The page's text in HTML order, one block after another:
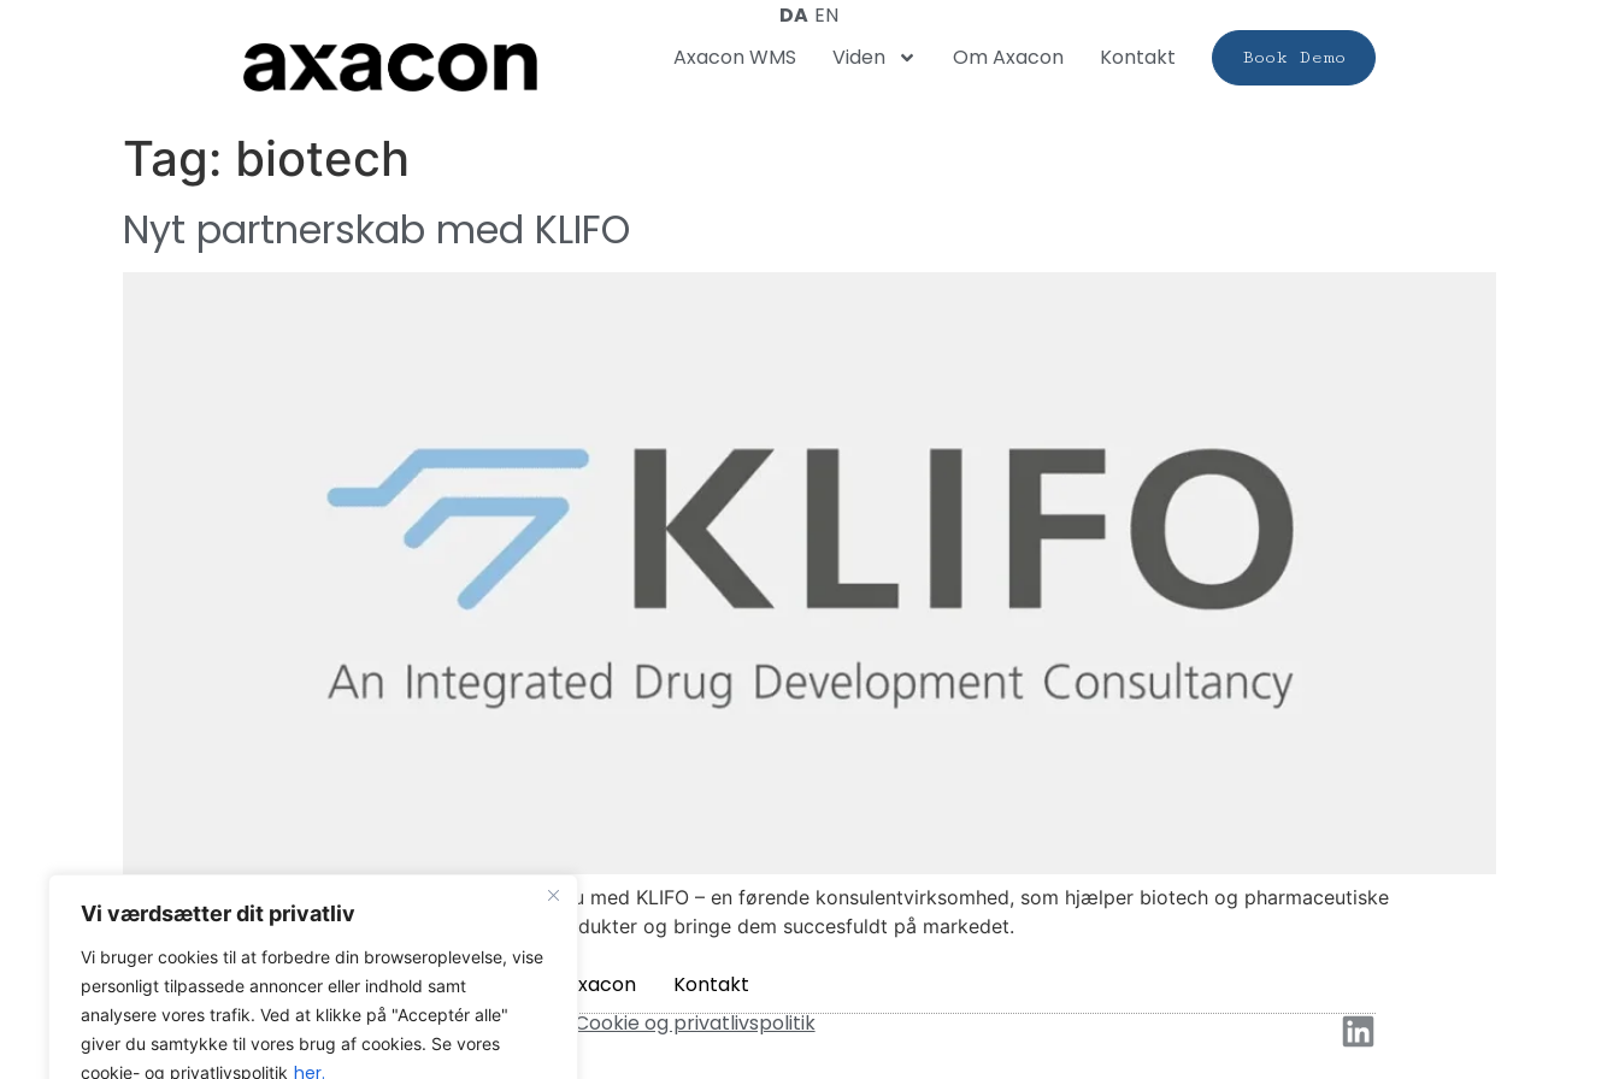
Vi værdsætter dit privatliv
Vi bruger cookies til at forbedre din browseroplevelse, vise
personligt tilpassede annoncer eller indhold samt
analysere vores trafik. Ved at klikke på "Acceptér alle"
giver du samtykke til vores brug af cookies. Se vores
cookie- og privatlivspolitik her.
DA EN
Axacon WMS
Viden Om Axacon Kontakt Book Demo
Tag: biotech
Nyt partnerskab med KLIFO
Axacon præsenterer et nyt stærkt partnerskab, nu med KLIFO – en førende konsulentvirksomhed, som hjælper biotech og pharmaceutiske
virksomheder, i processen med at udvikle nye produkter og bringe dem succesfuldt på markedet.
Axacon WMS Viden Om Axacon
Kontakt
Axacon © 2026 All rights Reserved.
Cookie og privatlivspolitik
CVR-nummer: 21680931